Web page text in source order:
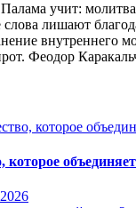
учит:
лишают
внутреннего
Феодор
которое объединяет